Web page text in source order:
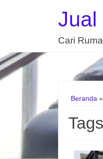
Jual
Cari
Beranda »